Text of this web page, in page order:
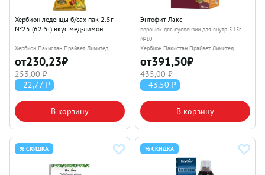
Хербион леденцы б/сах пак 2.5г
№25 (62.5г) вкус мед-лимон
Хербион Пакистан Прайвет Лимитед
от230,23₽
253,00 ₽
- 22,77 ₽
В корзину
Энтофит Лакс
порошок для суспензии для внутр 5.15г
№10
Хербион Пакистан Прайвет Лимитед
от391,50₽
435,00 ₽
- 43,50 ₽
В корзину
% СКИДКА % СКИДКА